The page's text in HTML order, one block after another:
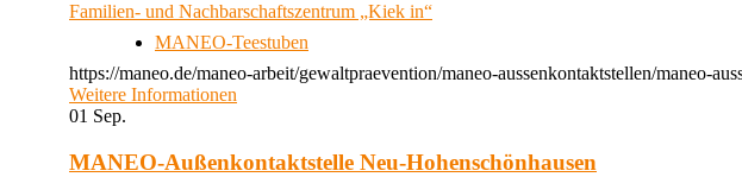
Familien- und Nachbarschaftszentrum „Kiek in“
MANEO-Teestuben
https://maneo.de/maneo-arbeit/gewaltpraevention/maneo-aussenkontaktstellen/maneo-
Weitere Informationen
01 Sep.
MANEO-Außenkontaktstelle Neu-Hohenschönhausen